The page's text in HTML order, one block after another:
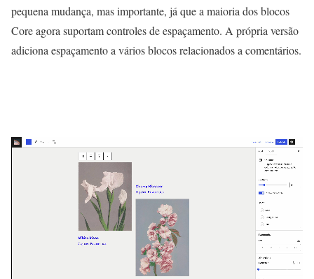
pequena mudança, mas importante, já que a maioria dos blocos
Core agora suportam controles de espaçamento. A própria versão
adiciona espaçamento a vários blocos relacionados a comentários.